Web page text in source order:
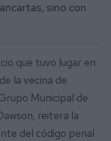
sino con
que tuvo lugar en
la vecina de
Municipal de
reitera la
del código penal